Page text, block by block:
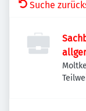
Suche